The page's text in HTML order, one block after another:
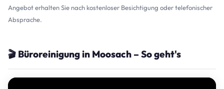
Angebot erhalten Sie nach kostenloser Besichtigung oder telefonischer
Absprache.
🎬 Büroreinigung in Moosach – So geht's